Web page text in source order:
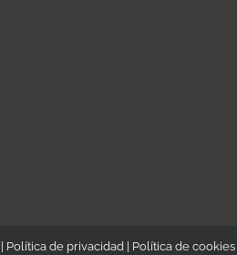
Política de privacidad Política de cookies|